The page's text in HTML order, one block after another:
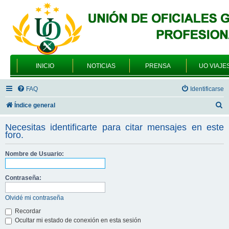
INICIO NOTICIAS PRENSA UO
FAQ Identificarse
Índice general
c
Necesitas identificarte para citar mensajes en este
foro.
Nombre de Usuario:
Contraseña:
Olvidé mi contraseña
Recordar
Ocultar mi estado de conexión en esta sesión